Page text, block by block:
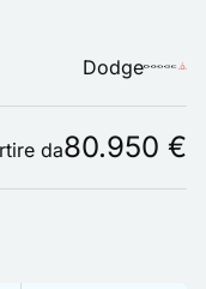
Dodge
da80.950 €